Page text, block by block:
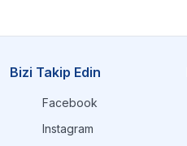
Bizi Takip Edin
Facebook
Instagram